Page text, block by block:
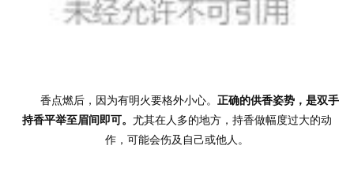
	香点燃后，因为有明火要格外小心。
正确的供香姿势，是双手
持香平举至眉间即可。 尤其在人多的地方，持香做幅度过大的动
作，可能会伤及自己或他人。